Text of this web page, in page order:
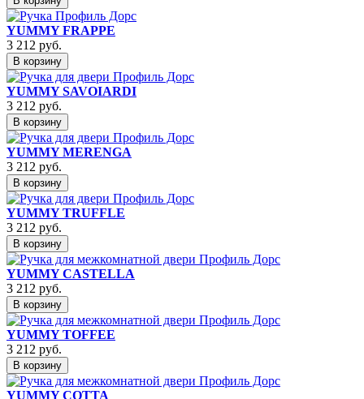
YUMMY FRAPPE
3 212 руб.
В корзину
YUMMY SAVOIARDI
3 212 руб.
В корзину
YUMMY MERENGA
3 212 руб.
В корзину
YUMMY TRUFFLE
3 212 руб.
В корзину
YUMMY CASTELLA
3 212 руб.
В корзину
YUMMY TOFFEE
3 212 руб.
В корзину
YUMMY COTTA